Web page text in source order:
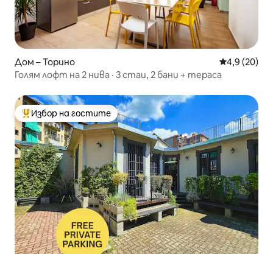
Дом – Торино Средна
4,9 (20)
Голям лофт на 2 нива · 3 стаи, 2 бани + тераса
Най-популярен избор на гостите
Избор на гостите